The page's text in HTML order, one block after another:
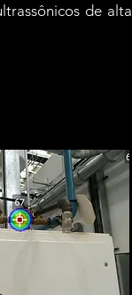
de alta